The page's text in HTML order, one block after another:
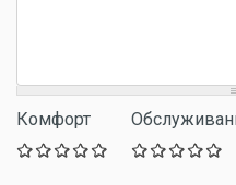
Комфорт